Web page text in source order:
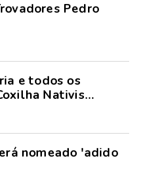
Pedro
e todos os
Nativis...
nomeado 'adido